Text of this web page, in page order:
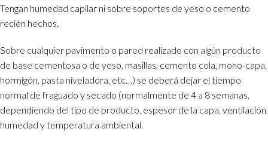
Tengan humedad capilar ni sobre soportes de yeso o cemento
recién hechos.
Sobre cualquier pavimento o pared realizado con algún producto
de base cementosa o de yeso, masillas, cemento cola, mono-capa,
hormigón, pasta niveladora, etc…) se deberá dejar el tiempo
normal de fraguado y secado (normalmente de 4 a 8 semanas,
dependiendo del tipo de producto, espesor de la capa, ventilación,
humedad y temperatura ambiental.